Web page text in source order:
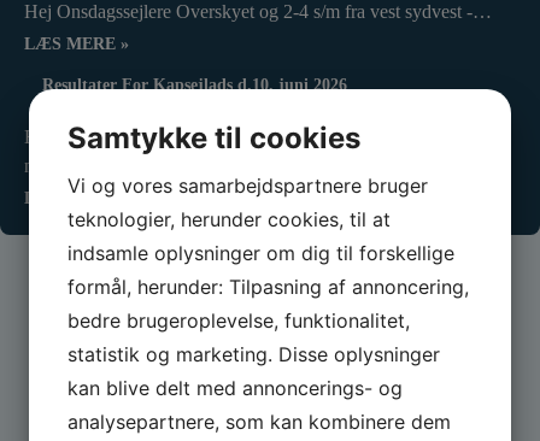
Hej Onsdagssejlere Overskyet og 2-4 s/m fra vest sydvest -…
LÆS MERE »
Resultater For Kapsejlads d.10. juni 2026
Hej Onsdagssejlere Ved middagstid var der rejsegilde på det
nye…
LÆS MERE »
Samtykke til cookies
Vi og vores samarbejdspartnere bruger
teknologier, herunder cookies, til at
indsamle oplysninger om dig til forskellige
formål, herunder: Tilpasning af annoncering,
bedre brugeroplevelse, funktionalitet,
statistik og marketing. Disse oplysninger
kan blive delt med annoncerings- og
analysepartnere, som kan kombinere dem